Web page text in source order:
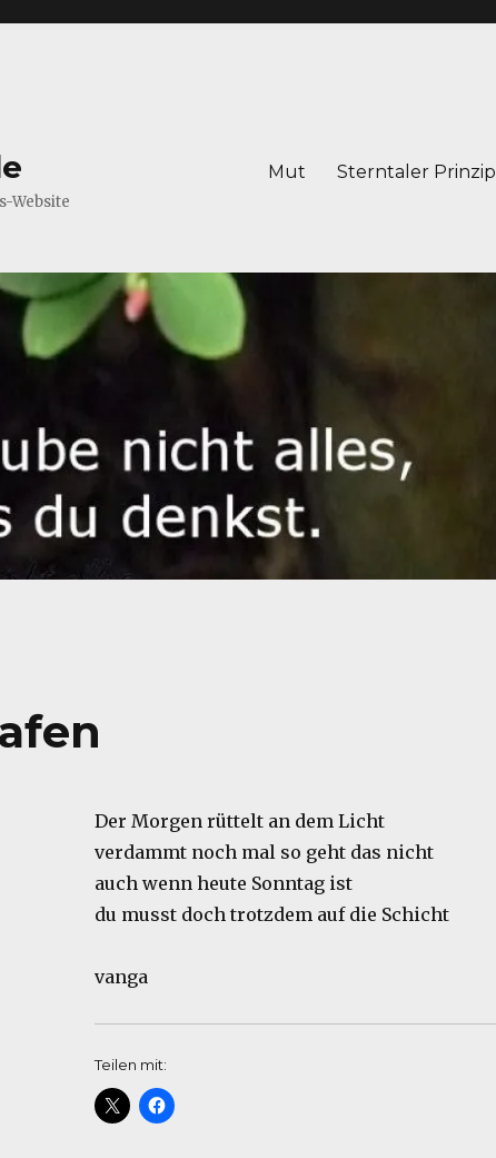
Website
Mut Sterntaler Prinzip
Der Morgen rüttelt an dem Licht
verdammt noch mal so geht das nicht
auch wenn heute Sonntag ist
du musst doch trotzdem auf die Schicht
vanga
Teilen mit: